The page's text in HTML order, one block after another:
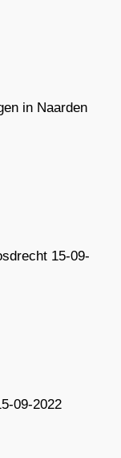
in Naarden
15-09-
09-2022